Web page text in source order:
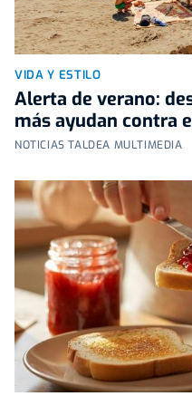
VIDA Y ESTILO
Alerta de verano:
más ayudan contra
NOTICIAS TALDEA MULTIMEDIA